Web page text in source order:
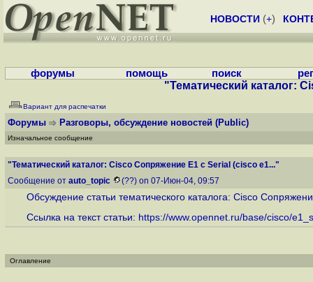
НОВОСТИ (+)
форумы помощь поиск
"Тематический каталог:
Вариант для распечатки
Форумы Разговоры, обсуждение новостей (Public)
Изначальное сообщение
"Тематический каталог: Cisco Сопряжение E1 с Serial (cisco e1..."
Сообщение от auto_topic (??) on 07-Июн-04, 09:57
Обсуждение статьи тематического каталога: Cisco
Ссылка на текст статьи: https://www.opennet.ru/base/cisco/
Оглавление